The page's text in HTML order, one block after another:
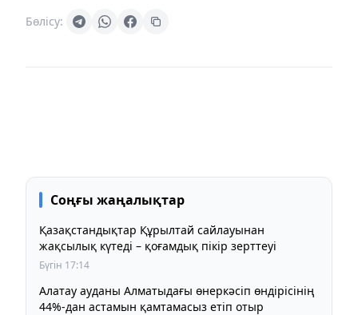
Бөлісу:
Соңғы жаңалықтар
Қазақстандықтар Құрылтай сайлауынан
жақсылық күтеді – қоғамдық пікір зерттеуі
Бүгін 17:14
Алатау ауданы Алматыдағы өнеркәсіп өндірісінің
44%-дан астамын қамтамасыз етіп отыр